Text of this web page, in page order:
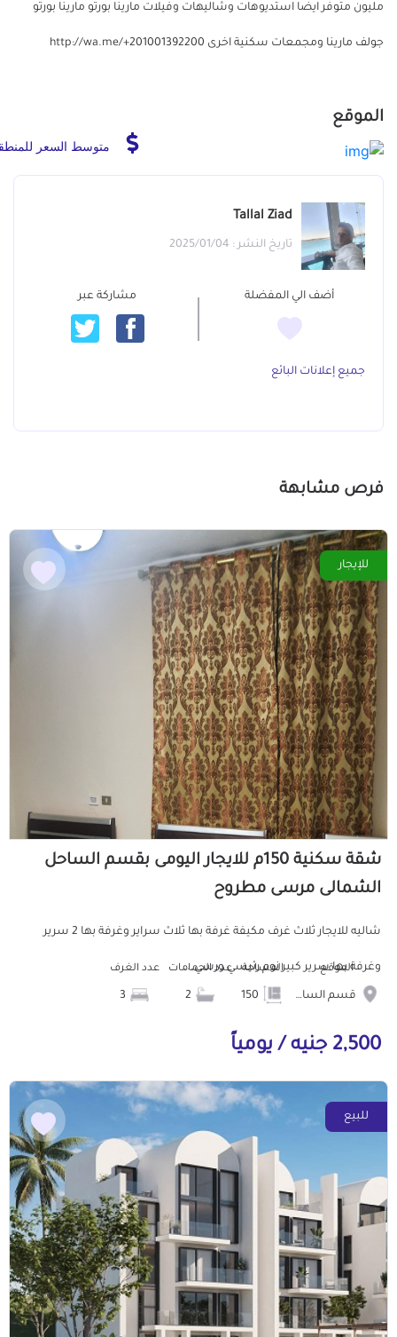
مليون متوفر ايضا استديوهات وشاليهات وفيلات مارينا بورتو مارينا بورتو
جولف مارينا ومجمعات سكنية اخرى http://wa.me/+201001392200
الموقع
متوسط السعر
Tallal Ziad
تاريخ النشر : 2025/01/04
أضف الي المفضلة مشاركة عبر
جميع إعلانات البائع
فرص مشابهة
للإيجار
شقة سكنية 150م للايجار اليومى بقسم الساحل
الشمالى مرسى مطروح
شاليه للايجار ثلاث غرف مكيفة غرفة بها ثلاث سراير وغرفة بها 2 سرير
وغرفة بها سرير كبير نوم رئيسي ورسي...
الموقع
قسم الساحل الشمالى
المساحة عدد الحمامات عدد الغرف
2,500 جنيه / يومياً
للبيع